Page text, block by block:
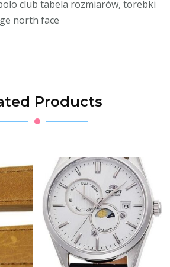
club tabela rozmiarów, torebki
north face
Products